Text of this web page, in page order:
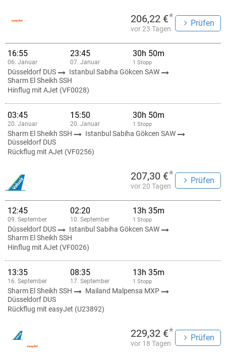
206,22 €*
vor 23 Tagen
Prüfen
16:55
06. Januar
23:45
07. Januar
30h 50m
1 Stopp
Düsseldorf DUS
Istanbul Sabiha Gökcen SAW
Sharm El Sheikh SSH
Hinflug mit AJet (VF0028)
03:45
20. Januar
15:50
20. Januar
30h 50m
1 Stopp
Sharm El Sheikh SSH
Istanbul Sabiha Gökcen SAW
Düsseldorf DUS
Rückflug mit AJet (VF0256)
207,30 €*
vor 20 Tagen
Prüfen
12:45
09. September
02:20
10. September
13h 35m
1 Stopp
Düsseldorf DUS
Istanbul Sabiha Gökcen SAW
Sharm El Sheikh SSH
Hinflug mit AJet (VF0026)
13:35
16. September
08:35
17. September
13h 35m
1 Stopp
Sharm El Sheikh SSH
Mailand Malpensa MXP
Düsseldorf DUS
Rückflug mit easyJet (U23892)
229,32 €*
vor 18 Tagen
Prüfen